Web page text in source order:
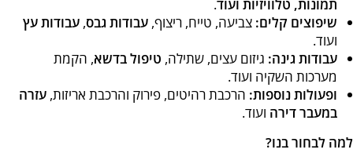
תמונות, טלוויזיות ועוד.
שיפוצים קלים: צביעה, טייח, ריצוף, עבודות גבס, עבודות עץ
ועוד.
עבודות גינה: גיזום עצים, שתילה, טיפול בדשא, הקמת
מערכות השקיה ועוד.
ופעולות נוספות: הרכבת רהיטים, פירוק והרכבת אריזות, עזרה
במעבר דירה ועוד.
למה לבחור בנו?